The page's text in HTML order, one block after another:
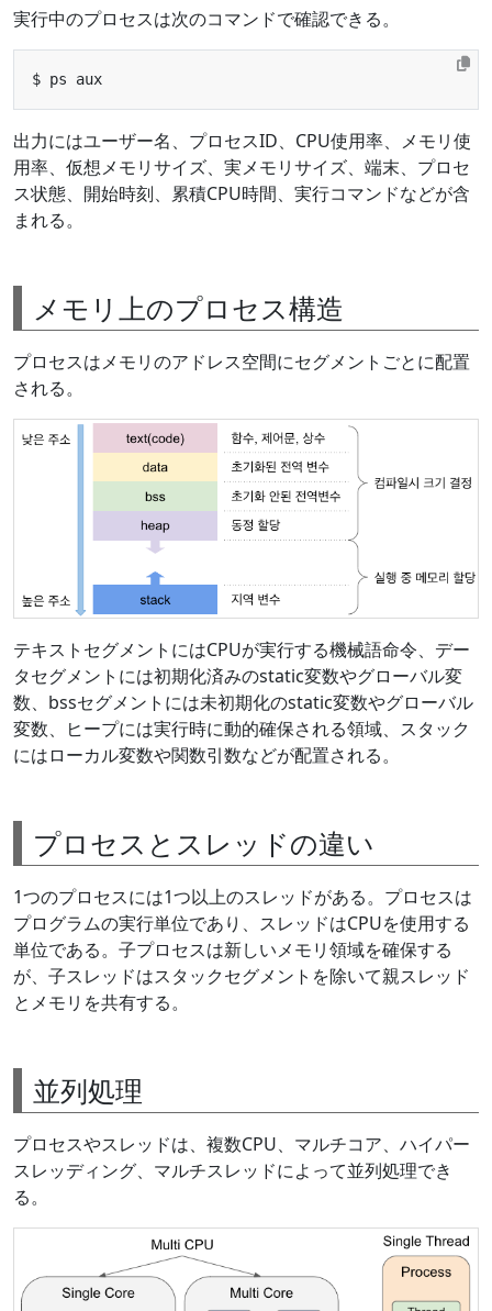
実行中のプロセスは次のコマンドで確認できる。
出力にはユーザー名、プロセスID、CPU使用率、メモリ使
用率、仮想メモリサイズ、実メモリサイズ、端末、プロセ
ス状態、開始時刻、累積CPU時間、実行コマンドなどが含
まれる。
メモリ上のプロセス構造
プロセスはメモリのアドレス空間にセグメントごとに配置
される。
テキストセグメントにはCPUが実行する機械語命令、デー
タセグメントには初期化済みのstatic変数やグローバル変
数、bssセグメントには未初期化のstatic変数やグローバル
変数、ヒープには実行時に動的確保される領域、スタック
にはローカル変数や関数引数などが配置される。
プロセスとスレッドの違い
1つのプロセスには1つ以上のスレッドがある。プロセスは
プログラムの実行単位であり、スレッドはCPUを使用する
単位である。子プロセスは新しいメモリ領域を確保する
が、子スレッドはスタックセグメントを除いて親スレッド
とメモリを共有する。
並列処理
プロセスやスレッドは、複数CPU、マルチコア、ハイパー
スレッディング、マルチスレッドによって並列処理でき
る。